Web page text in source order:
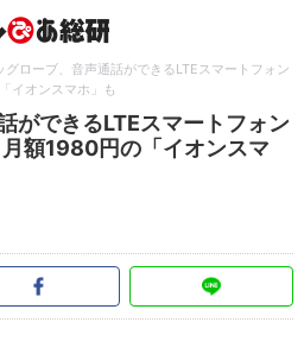
グローブ、音声通話ができるLTEスマートフォン
イオンスマホ」も
ができるLTEスマートフォン
月額1980円の「イオンスマ